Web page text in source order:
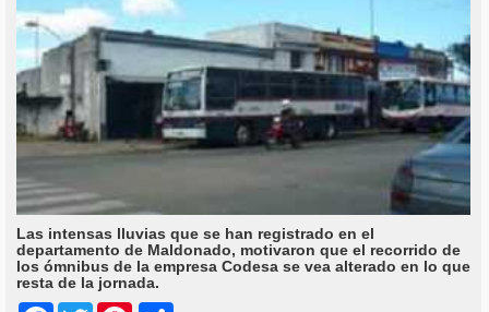
Las intensas lluvias que se han registrado en el
departamento de Maldonado, motivaron que el recorrido de
los ómnibus de la empresa Codesa se vea alterado en lo que
resta de la jornada.